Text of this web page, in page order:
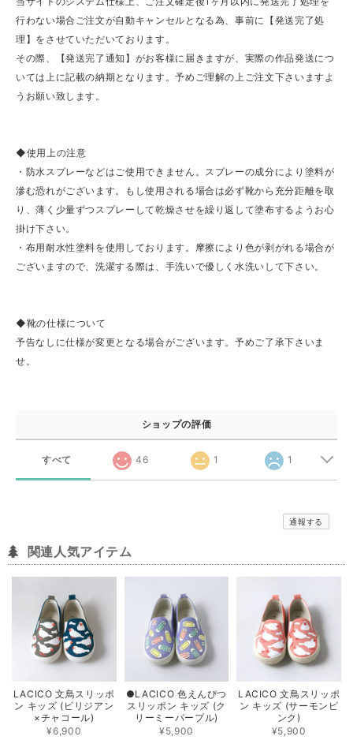
行わない場合ご注文が自動キャンセルとなる為、事前に【発送完了処
理】をさせていただいております。
その際、【発送完了通知】がお客様に届きますが、実際の作品発送につ
いては上に記載の納期となります。予めご理解の上ご注文下さいますよ
うお願い致します。
◆使用上の注意
・防水スプレーなどはご使用できません。スプレーの成分により塗料が
滲む恐れがございます。もし使用される場合は必ず靴から充分距離を取
り、薄く少量ずつスプレーして乾燥させを繰り返して塗布するようお心
掛け下さい。
・布用耐水性塗料を使用しております。摩擦により色が剥がれる場合が
ございますので、洗濯する際は、手洗いで優しく水洗いして下さい。
◆靴の仕様について
予告なしに仕様が変更となる場合がございます。予めご了承下さいま
せ。
ショップの評価
すべて 46 1 1
通報する
関連人気アイテム
LACICO 文鳥スリッポ
ン キッズ (ビリジアン
×チャコール)
¥6,900
●LACICO 色えんぴつ
スリッポン キッズ (ク
リーミーパープル)
¥5,900
LACICO 文鳥スリッポ
ン キッズ (サーモンピ
ンク)
¥5,900